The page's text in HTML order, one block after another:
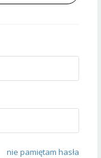
nie pamiętam hasła